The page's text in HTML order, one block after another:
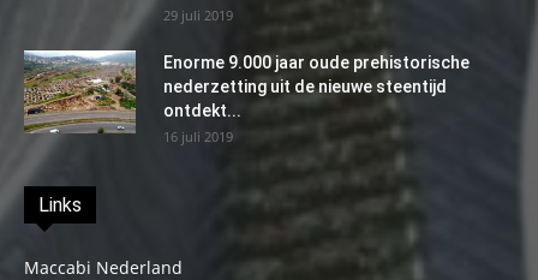
29 juli 2019
Enorme 9.000 jaar oude prehistorische
nederzetting uit de nieuwe steentijd
ontdekt...
16 juli 2019
Links
Maccabi Nederland